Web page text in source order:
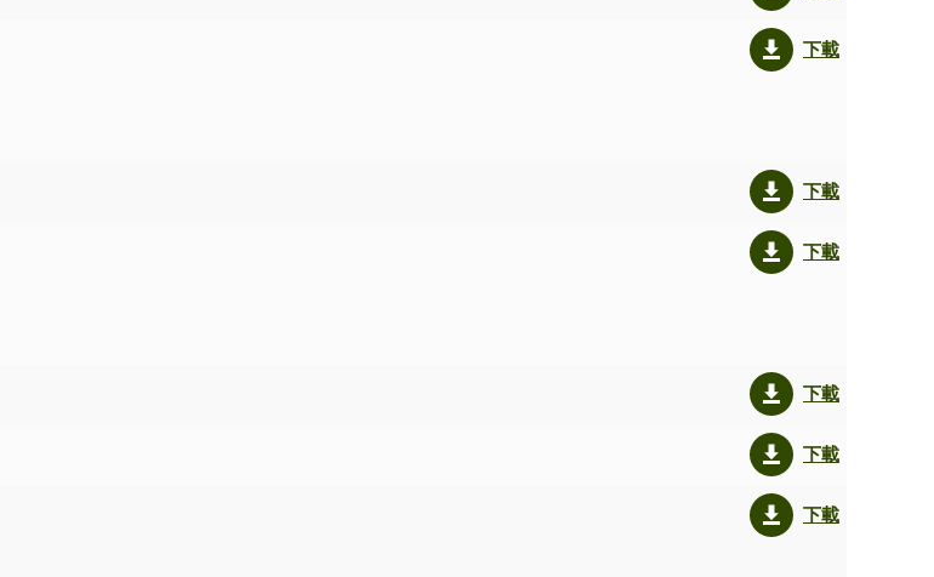
下載
下載
下載
下載
下載
下載